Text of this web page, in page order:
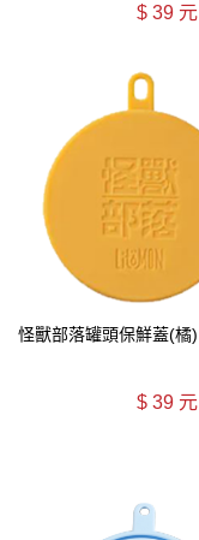
$ 39 元
怪獸部落罐頭保鮮蓋(橘)
$ 39 元